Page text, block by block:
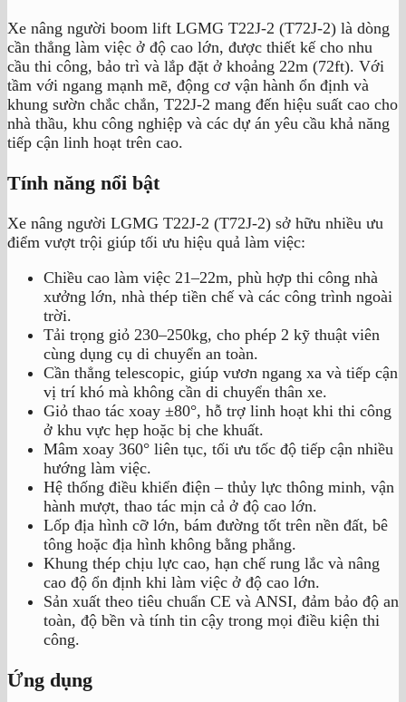
Xe nâng người boom lift LGMG T22J-2 (T72J-2) là dòng
cần thẳng làm việc ở độ cao lớn, được thiết kế cho nhu
cầu thi công, bảo trì và lắp đặt ở khoảng 22m (72ft). Với
tầm với ngang mạnh mẽ, động cơ vận hành ổn định và
khung sườn chắc chắn, T22J-2 mang đến hiệu suất cao cho
nhà thầu, khu công nghiệp và các dự án yêu cầu khả năng
tiếp cận linh hoạt trên cao.
Tính năng nổi bật
Xe nâng người LGMG T22J-2 (T72J-2) sở hữu nhiều ưu
điểm vượt trội giúp tối ưu hiệu quả làm việc:
Chiều cao làm việc 21–22m, phù hợp thi công nhà
xưởng lớn, nhà thép tiền chế và các công trình ngoài
trời.
Tải trọng giỏ 230–250kg, cho phép 2 kỹ thuật viên
cùng dụng cụ di chuyển an toàn.
Cần thẳng telescopic, giúp vươn ngang xa và tiếp cận
vị trí khó mà không cần di chuyển thân xe.
Giỏ thao tác xoay ±80°, hỗ trợ linh hoạt khi thi công
ở khu vực hẹp hoặc bị che khuất.
Mâm xoay 360° liên tục, tối ưu tốc độ tiếp cận nhiều
hướng làm việc.
Hệ thống điều khiển điện – thủy lực thông minh, vận
hành mượt, thao tác mịn cả ở độ cao lớn.
Lốp địa hình cỡ lớn, bám đường tốt trên nền đất, bê
tông hoặc địa hình không bằng phẳng.
Khung thép chịu lực cao, hạn chế rung lắc và nâng
cao độ ổn định khi làm việc ở độ cao lớn.
Sản xuất theo tiêu chuẩn CE và ANSI, đảm bảo độ an
toàn, độ bền và tính tin cậy trong mọi điều kiện thi
công.
Ứng dụng